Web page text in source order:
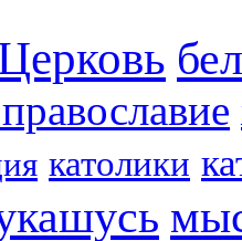
католики